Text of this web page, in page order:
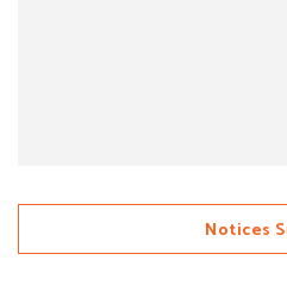
Notices